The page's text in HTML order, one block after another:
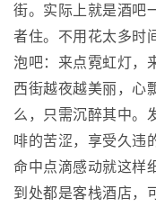
街。实际上就是酒吧
者住。不用花太多时
泡吧：来点霓虹灯，
西街越夜越美丽，心
么，只需沉醉其中。
啡的苦涩，享受久违
命中点滴感动就这样
到处都是客栈酒店，